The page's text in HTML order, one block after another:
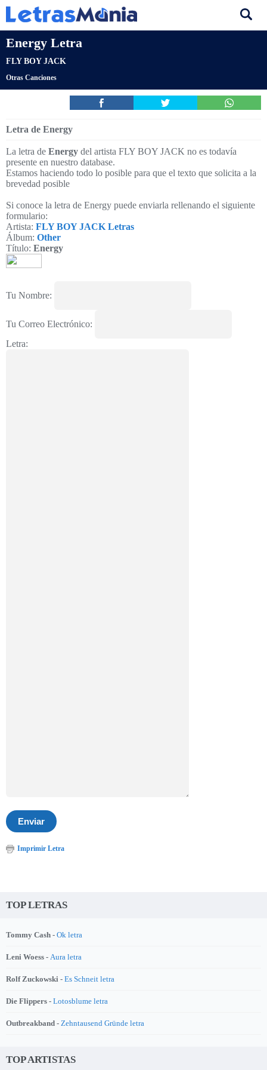
Energy Letra
FLY BOY JACK
Otras Canciones
Letra de Energy
La letra de Energy del artista FLY BOY JACK no es todavía
presente en nuestro database.
Estamos haciendo todo lo posible para que el texto que solicita a la
brevedad posible
Si conoce la letra de Energy puede enviarla rellenando el siguiente
formulario:
Artista: FLY BOY JACK Letras
Álbum: Other
Título: Energy
Tu Nombre:
Tu Correo Electrónico:
Letra:
Imprimir Letra
TOP LETRAS
Tommy Cash - Ok letra
Leni Woess - Aura letra
Rolf Zuckowski - Es Schneit letra
Die Flippers - Lotosblume letra
Outbreakband - Zehntausend Gründe letra
TOP ARTISTAS